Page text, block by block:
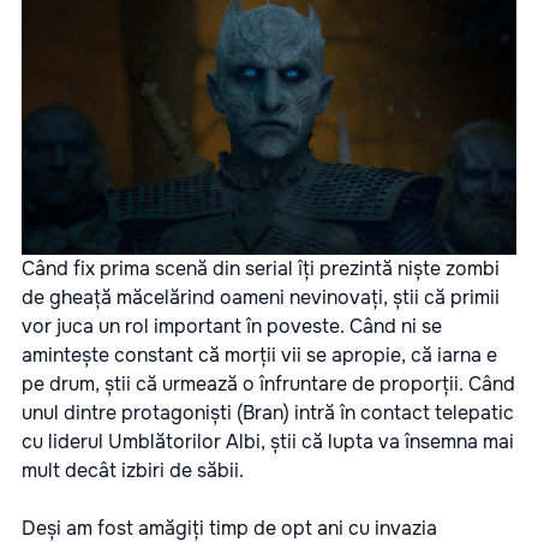
Când fix prima scenă din serial îți prezintă niște zombi
de gheață măcelărind oameni nevinovați, știi că primii
vor juca un rol important în poveste. Când ni se
amintește constant că morții vii se apropie, că iarna e
pe drum, știi că urmează o înfruntare de proporții. Când
unul dintre protagoniști (Bran) intră în contact telepatic
cu liderul Umblătorilor Albi, știi că lupta va însemna mai
mult decât izbiri de săbii.
Deși am fost amăgiți timp de opt ani cu invazia